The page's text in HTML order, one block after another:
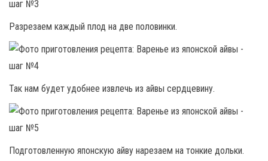
Разрезаем каждый плод на две половинки.
Так нам будет удобнее извлечь из айвы сердцевину.
Подготовленную японскую айву нарезаем на тонкие дольки.